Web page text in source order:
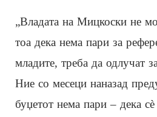
„Владата на Мицкоски не
тоа дека нема пари за
младите, треба да одлучат
Ние со месеци наназад
буџетот нема пари – дека